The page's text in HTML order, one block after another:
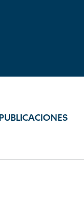
PUBLICACIONES